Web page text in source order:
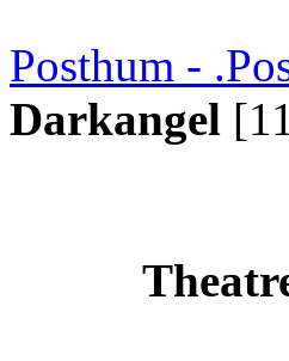
Posthum -
Darkangel